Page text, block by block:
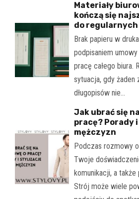
Materiały
kończą się
do regularnych
Brak papieru w
podpisaniem
pracę całego biura.
sytuacja, gdy żaden
długopisów nie…
Jak ubrać się
pracę? Porady
mężczyzn
Podczas rozmowy
Twoje
komunikacji, a
Strój może wiele